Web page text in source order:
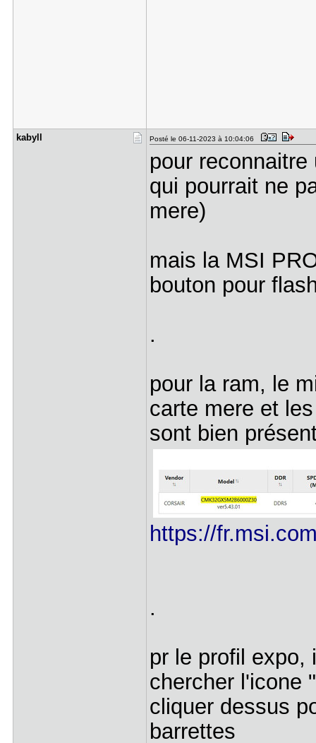
kabyll Posté le 06-11-2023 à 10:04:06
pour
qui pourrait ne
mere)
mais la MSI
bouton pour
.
pour la ram, le
carte mere et
sont bien
https://
.
pr le profil expo,
chercher l'icone
cliquer dessus
barrettes